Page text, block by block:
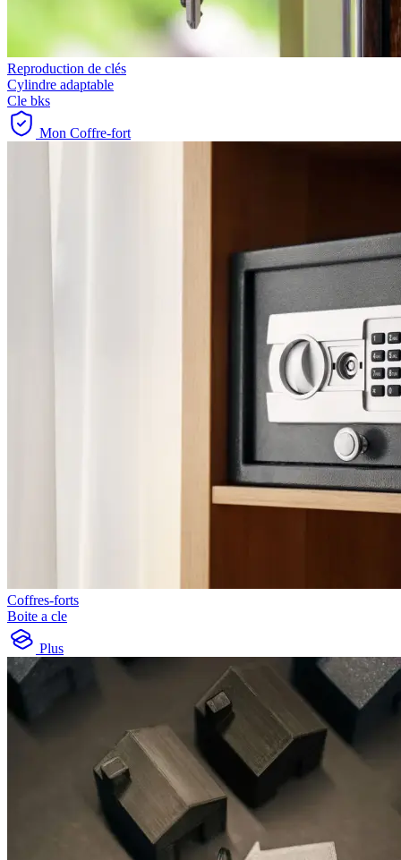
Reproduction de clés
Cylindre adaptable
Cle bks
Mon Coffre-fort
Coffres-forts
Boite a cle
Plus